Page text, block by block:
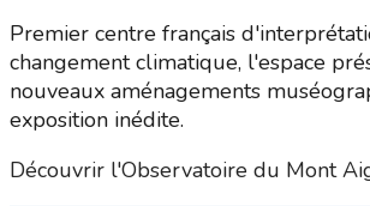
Premier centre français
changement climatique, l'espace
nouveaux aménagements
exposition inédite.
Découvrir l'Observatoire du Mont